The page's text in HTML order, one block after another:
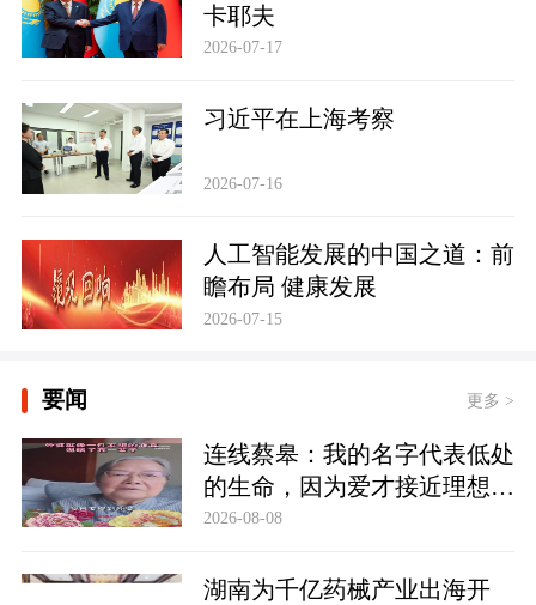
卡耶夫
2026-07-17
习近平在上海考察
2026-07-16
人工智能发展的中国之道：前
瞻布局 健康发展
2026-07-15
要闻 更多 >
连线蔡皋：我的名字代表低处
的生命，因为爱才接近理想的
高地
2026-08-08
湖南为千亿药械产业出海开